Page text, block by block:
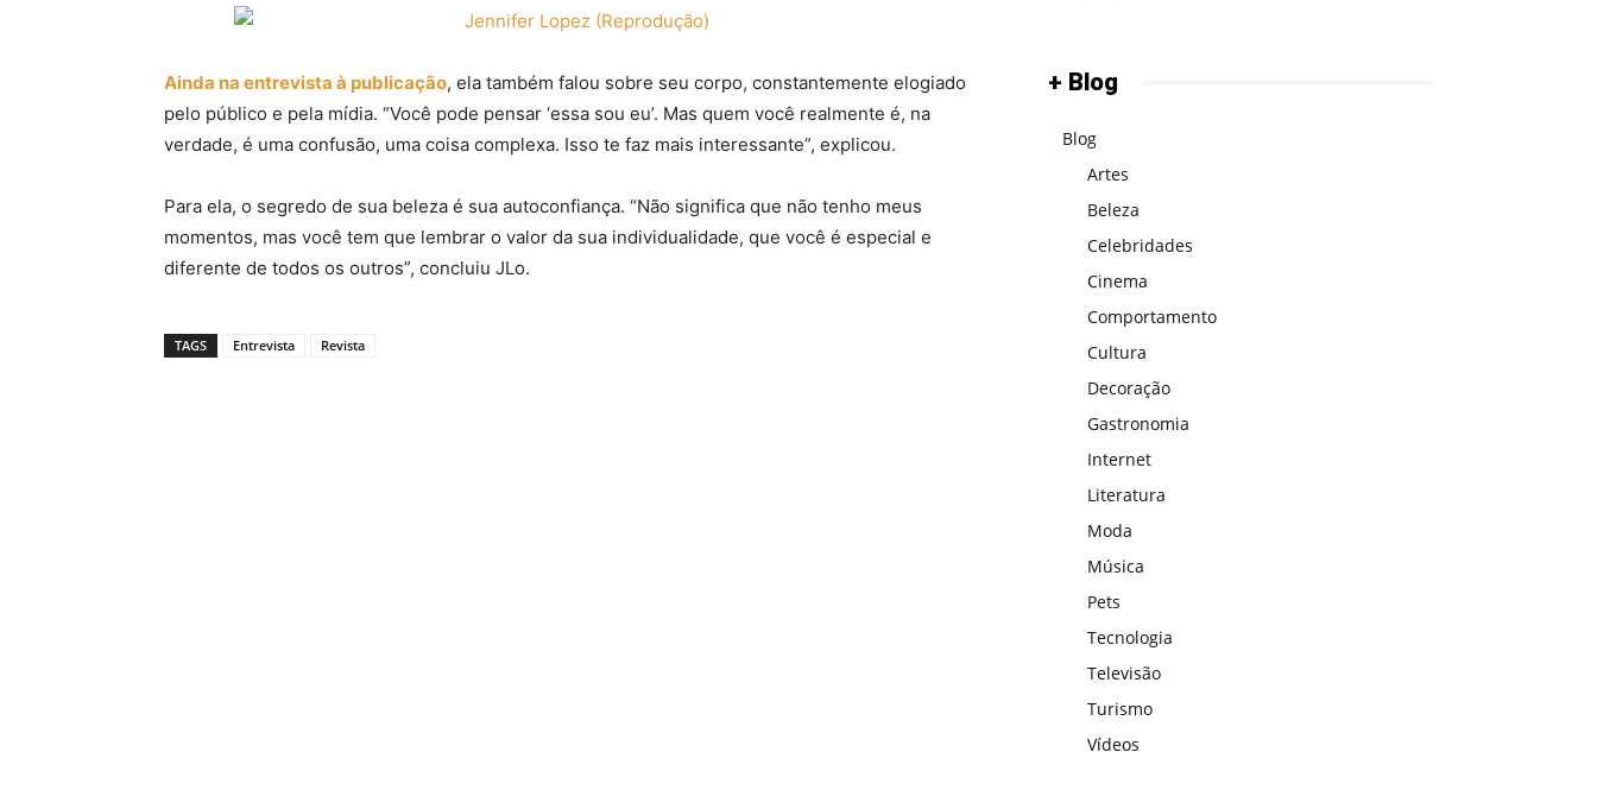
Ainda na entrevista à publicação, ela também falou sobre seu corpo, constantemente elogiado
pelo público e pela mídia. “Você pode pensar ‘essa sou eu’. Mas quem você realmente é, na
verdade, é uma confusão, uma coisa complexa. Isso te faz mais interessante”, explicou.
Para ela, o segredo de sua beleza é sua autoconfiança. “Não significa que não tenho meus
momentos, mas você tem que lembrar o valor da sua individualidade, que você é especial e
diferente de todos os outros”, concluiu JLo.
TAGS Entrevista Revista
+ Blog
Blog
Artes
Beleza
Celebridades
Cinema
Comportamento
Cultura
Decoração
Gastronomia
Internet
Literatura
Moda
Música
Pets
Tecnologia
Televisão
Turismo
Vídeos